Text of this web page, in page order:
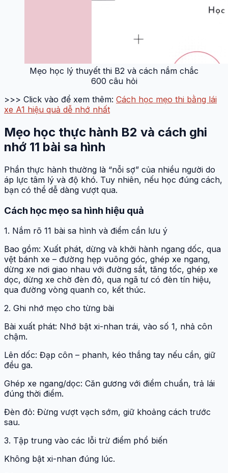
Mẹo học lý thuyết thi B2 và cách nắm chắc
600 câu hỏi
>>> Click vào để xem thêm: Cách học mẹo thi bằng lái
xe A1 hiệu quả dễ nhớ nhất
Mẹo học thực hành B2 và cách ghi
nhớ 11 bài sa hình
Phần thực hành thường là “nỗi sợ” của nhiều người do
áp lực tâm lý và độ khó. Tuy nhiên, nếu học đúng cách,
bạn có thể dễ dàng vượt qua.
Cách học mẹo sa hình hiệu quả
1. Nắm rõ 11 bài sa hình và điểm cần lưu ý
Bao gồm: Xuất phát, dừng và khởi hành ngang dốc, qua
vệt bánh xe – đường hẹp vuông góc, ghép xe ngang,
dừng xe nơi giao nhau với đường sắt, tăng tốc, ghép xe
dọc, dừng xe chờ đèn đỏ, qua ngã tư có đèn tín hiệu,
qua đường vòng quanh co, kết thúc.
2. Ghi nhớ mẹo cho từng bài
Bài xuất phát: Nhớ bật xi-nhan trái, vào số 1, nhả côn
chậm.
Lên dốc: Đạp côn – phanh, kéo thắng tay nếu cần, giữ
đều ga.
Ghép xe ngang/dọc: Căn gương với điểm chuẩn, trả lái
đúng thời điểm.
Đèn đỏ: Đừng vượt vạch sớm, giữ khoảng cách trước
sau.
3. Tập trung vào các lỗi trừ điểm phổ biến
Không bật xi-nhan đúng lúc.